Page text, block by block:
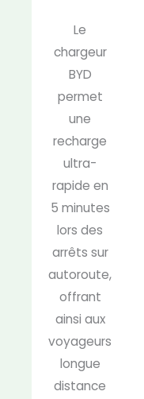
Le
chargeur
BYD
permet
une
recharge
ultra-
rapide en
5 minutes
lors des
arrêts sur
autoroute,
offrant
ainsi aux
voyageurs
longue
distance